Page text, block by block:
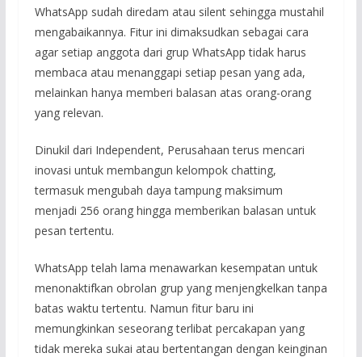
WhatsApp sudah diredam atau silent sehingga mustahil
mengabaikannya. Fitur ini dimaksudkan sebagai cara
agar setiap anggota dari grup WhatsApp tidak harus
membaca atau menanggapi setiap pesan yang ada,
melainkan hanya memberi balasan atas orang-orang
yang relevan.
Dinukil dari Independent, Perusahaan terus mencari
inovasi untuk membangun kelompok chatting,
termasuk mengubah daya tampung maksimum
menjadi 256 orang hingga memberikan balasan untuk
pesan tertentu.
WhatsApp telah lama menawarkan kesempatan untuk
menonaktifkan obrolan grup yang menjengkelkan tanpa
batas waktu tertentu. Namun fitur baru ini
memungkinkan seseorang terlibat percakapan yang
tidak mereka sukai atau bertentangan dengan keinginan